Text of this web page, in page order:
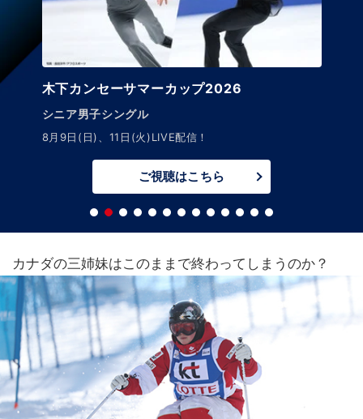
木下カンセーサマーカップ2026
ジュニア男子シングル
8月11日(火)～12日(水)LIVE配信！
ご視聴はこちら
カナダの三姉妹はこのままで終わってしまうのか？